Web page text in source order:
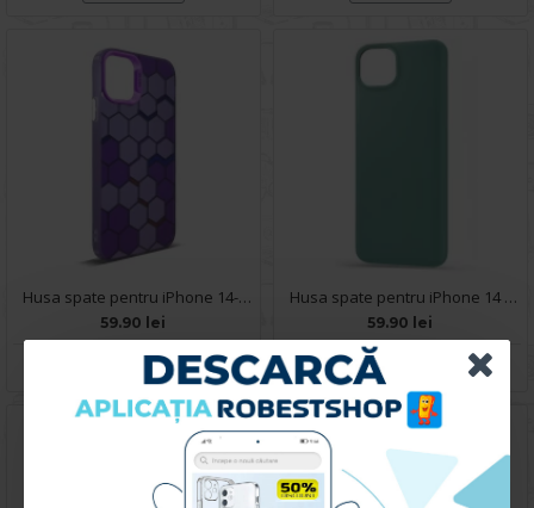
Husa spate pentru iPhone 14- Bozo case Mov
59.90 lei
CUMPARA
Husa spate pentru iPhone 14 - Silicon Line Verde Inchis
59.90 lei
CUMPARA